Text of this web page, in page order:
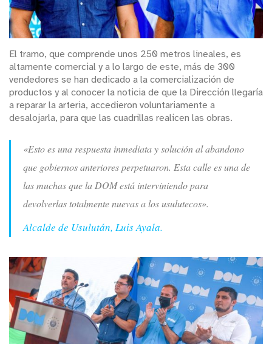
El tramo, que comprende unos 250 metros lineales, es
altamente comercial y a lo largo de este, más de 300
vendedores se han dedicado a la comercialización de
productos y al conocer la noticia de que la Dirección llegaría
a reparar la arteria, accedieron voluntariamente a
desalojarla, para que las cuadrillas realicen las obras.
«Esto es una respuesta inmediata y solución al abandono
que gobiernos anteriores perpetuaron. Esta calle es una de
las muchas que la DOM está interviniendo para
devolverlas totalmente nuevas a los usulutecos».
Alcalde de Usulután, Luis Ayala.